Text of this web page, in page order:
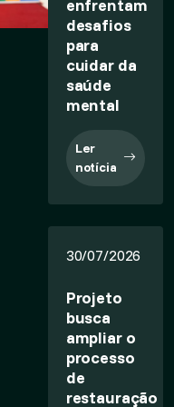
enfrentam
desafios
para
cuidar da
saúde
mental
Ler
notícia
30/07/2026
Projeto
busca
ampliar o
processo
de
restauração